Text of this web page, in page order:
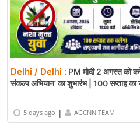
Delhi / Delhi : PM मोदी 2 अगस्त को
संकल्प अभियान’ का शुभारंभ | 100 सप्ताह का
5 days ago | AGCNN TEAM